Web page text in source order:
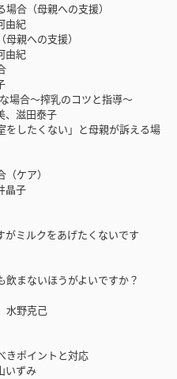
合（母親への支援）
由紀
親への支援）
由紀
場合～搾乳のコツと指導～
、滋田泰子
したくない」と母親が訴える場
ケア）
晶子
ミルクをあげたくないです
まないほうがよいですか？
水野克己
ポイントと対応
いずみ